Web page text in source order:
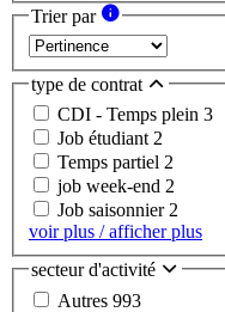
Trier par
type de contrat
CDI - Temps plein 3
Job étudiant 2
Temps partiel 2
job week-end 2
Job saisonnier 2
voir plus / afficher plus
secteur d'activité
Autres 993